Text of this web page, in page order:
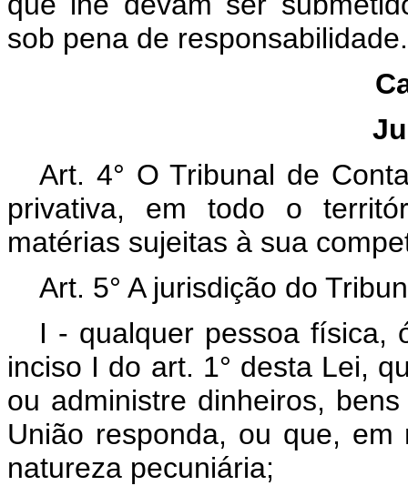
sob pena de responsabilidade.
Art. 4° O Tribunal de
privativa, em todo o
matérias sujeitas à sua
Art. 5° A jurisdição do
I - qualquer pessoa física,
inciso I do art. 1° desta Lei,
ou administre dinheiros,
União responda, ou que,
natureza pecuniária;